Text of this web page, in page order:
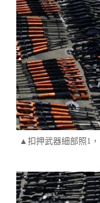
▲扣押武器細部照1